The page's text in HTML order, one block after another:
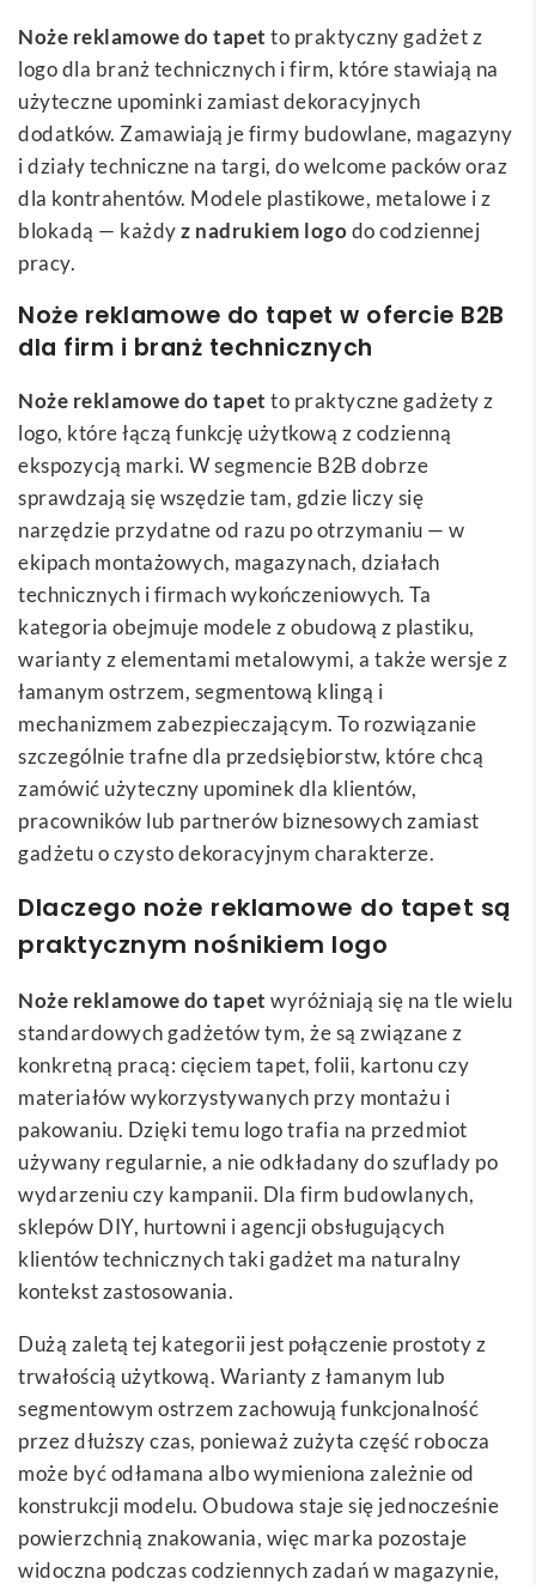
Noże reklamowe do tapet to praktyczny gadżet z
logo dla branż technicznych i firm, które stawiają na
użyteczne upominki zamiast dekoracyjnych
dodatków. Zamawiają je firmy budowlane, magazyny
i działy techniczne na targi, do welcome packów oraz
dla kontrahentów. Modele plastikowe, metalowe i z
blokadą — każdyz nadrukiem logodo codziennej
pracy.
Noże reklamowe do tapet w ofercie B2B
dla firm i branż technicznych
Noże reklamowe do tapet to praktyczne gadżety z
logo, które łączą funkcję użytkową z codzienną
ekspozycją marki. W segmencie B2B dobrze
sprawdzają się wszędzie tam, gdzie liczy się
narzędzie przydatne od razu po otrzymaniu — w
ekipach montażowych, magazynach, działach
technicznych i firmach wykończeniowych. Ta
kategoria obejmuje modele z obudową z plastiku,
warianty z elementami metalowymi, a także wersje z
łamanym ostrzem, segmentową klingą i
mechanizmem zabezpieczającym. To rozwiązanie
szczególnie trafne dla przedsiębiorstw, które chcą
zamówić użyteczny upominek dla klientów,
pracowników lub partnerów biznesowych zamiast
gadżetu o czysto dekoracyjnym charakterze.
Dlaczego noże reklamowe do tapet są
praktycznym nośnikiem logo
Noże reklamowe do tapet wyróżniają się na tle wielu
standardowych gadżetów tym, że są związane z
konkretną pracą: cięciem tapet, folii, kartonu czy
materiałów wykorzystywanych przy montażu i
pakowaniu. Dzięki temu logo trafia na przedmiot
używany regularnie, a nie odkładany do szuflady po
wydarzeniu czy kampanii. Dla firm budowlanych,
sklepów DIY, hurtowni i agencji obsługujących
klientów technicznych taki gadżet ma naturalny
kontekst zastosowania.
Dużą zaletą tej kategorii jest połączenie prostoty z
trwałością użytkową. Warianty z łamanym lub
segmentowym ostrzem zachowują funkcjonalność
przez dłuższy czas, ponieważ zużyta część robocza
może być odłamana albo wymieniona zależnie od
konstrukcji modelu. Obudowa staje się jednocześnie
powierzchnią znakowania, więc marka pozostaje
widoczna podczas codziennych zadań w magazynie,